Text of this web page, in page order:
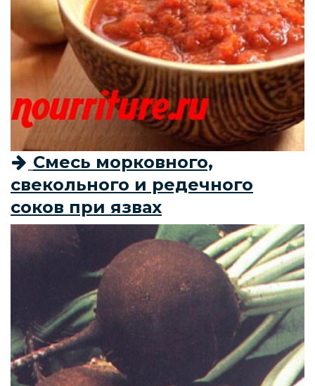
Смесь морковного,
свекольного и редечного
соков при язвах